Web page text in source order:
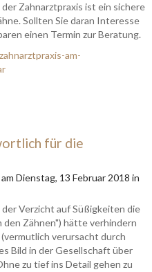
Zahnarztpraxis ist ein sichere
Sollten Sie daran Interesse
einen Termin zur Beratung.
am-
für die
am Dienstag, 13 Februar 2018 in
Verzicht auf Süßigkeiten die
Zähnen") hätte verhindern
verursacht durch
Bild in der Gesellschaft über
zu tief ins Detail gehen zu